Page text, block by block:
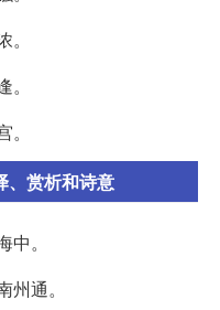
、赏析和诗意
。
通。